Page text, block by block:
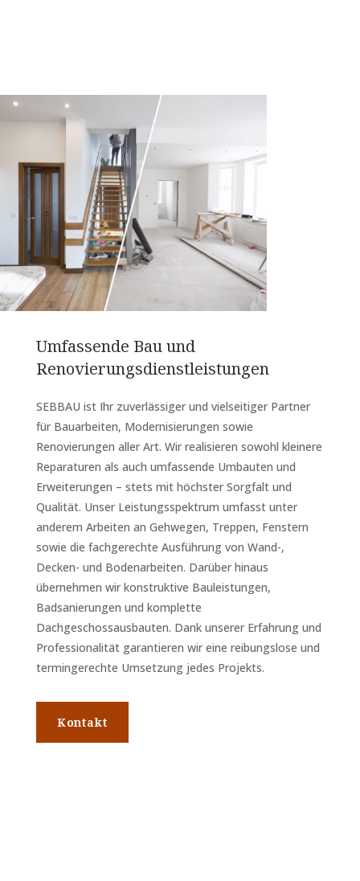
Umfassende Bau und
Renovierungsdienstleistungen
SEBBAU ist Ihr zuverlässiger und vielseitiger Partner
für Bauarbeiten, Modernisierungen sowie
Renovierungen aller Art. Wir realisieren sowohl kleinere
Reparaturen als auch umfassende Umbauten und
Erweiterungen – stets mit höchster Sorgfalt und
Qualität. Unser Leistungsspektrum umfasst unter
anderem Arbeiten an Gehwegen, Treppen, Fenstern
sowie die fachgerechte Ausführung von Wand-,
Decken- und Bodenarbeiten. Darüber hinaus
übernehmen wir konstruktive Bauleistungen,
Badsanierungen und komplette
Dachgeschossausbauten. Dank unserer Erfahrung und
Professionalität garantieren wir eine reibungslose und
termingerechte Umsetzung jedes Projekts.
Kontakt